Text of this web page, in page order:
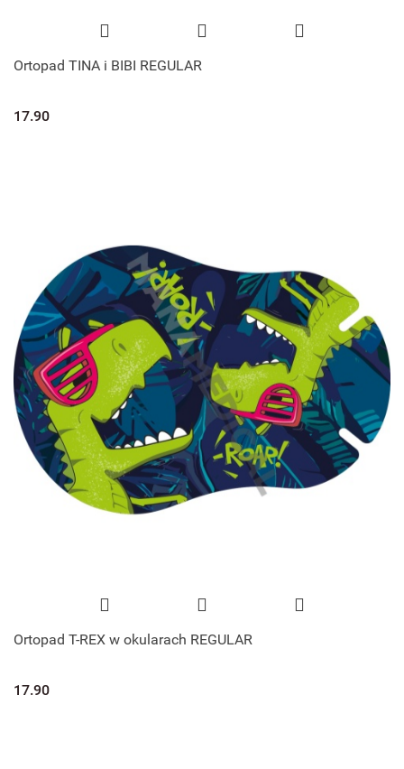
Ortopad TINA i BIBI REGULAR
17.90
Ortopad T-REX w okularach REGULAR
17.90